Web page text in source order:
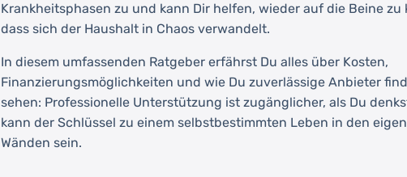
Krankheitsphasen zu und kann Dir helfen, wieder auf die Beine zu
dass sich der Haushalt in Chaos verwandelt.
In diesem umfassenden Ratgeber erfährst Du alles über Kosten,
Finanzierungsmöglichkeiten und wie Du zuverlässige Anbieter
sehen: Professionelle Unterstützung ist zugänglicher, als Du
kann der Schlüssel zu einem selbstbestimmten Leben in den
Wänden sein.